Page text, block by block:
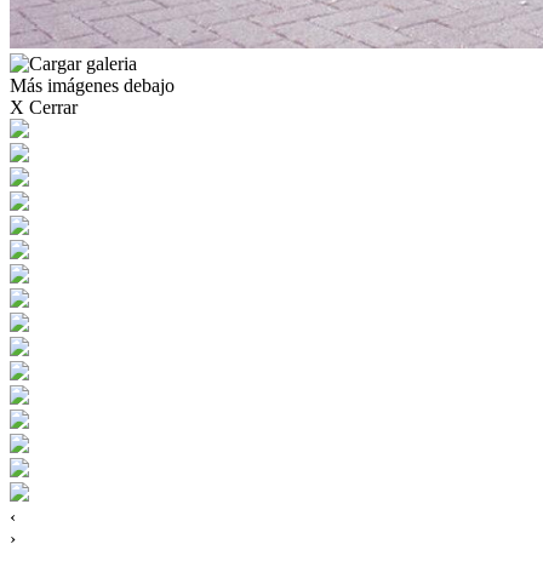
Más imágenes debajo
X Cerrar
‹
›